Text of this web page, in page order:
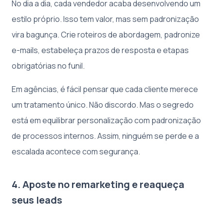
No dia a dia, cada vendedor acaba desenvolvendo um
estilo próprio. Isso tem valor, mas sem padronização
vira bagunça. Crie roteiros de abordagem, padronize
e-mails, estabeleça prazos de resposta e etapas
obrigatórias no funil.
Em agências, é fácil pensar que cada cliente merece
um tratamento único. Não discordo. Mas o segredo
está em equilibrar personalização com padronização
de processos internos. Assim, ninguém se perde e a
escalada acontece com segurança.
4. Aposte no remarketing e reaqueça
seus leads